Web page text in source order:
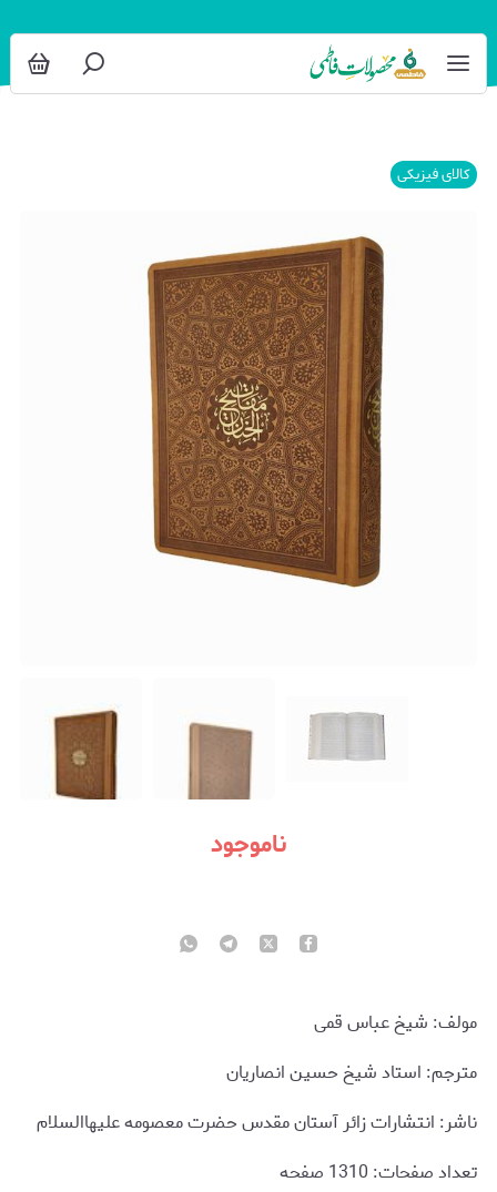
کالای فیزیکی
ناموجود
مولف: شیخ عباس قمی
مترجم: استاد شیخ حسین انصاریان
ناشر: انتشارات زائر آستان مقدس حضرت معصومه علیهاالسلام
تعداد صفحات: 1310 صفحه